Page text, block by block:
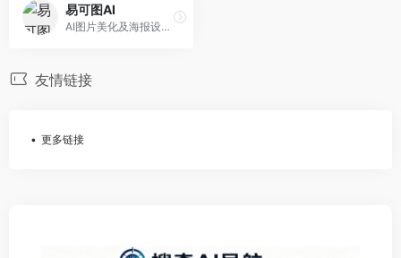
易可图AI
AI图片美化及海报设计平台，专注于电商视觉设计。面向电商卖家，提供图片美化、海报设计、营销素材等服务，设计效率高。
友情链接
更多链接